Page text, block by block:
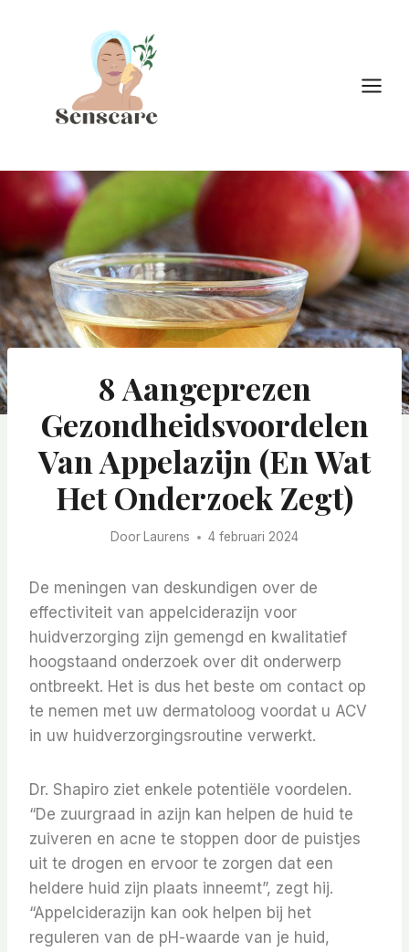
8 Aangeprezen
Gezondheidsvoordelen
Van Appelazijn (en Wat
Het Onderzoek Zegt)
Door Laurens 4 februari 2024
De meningen van deskundigen over de
effectiviteit van appelciderazijn voor
huidverzorging zijn gemengd en kwalitatief
hoogstaand onderzoek over dit onderwerp
ontbreekt. Het is dus het beste om contact op
te nemen met uw dermatoloog voordat u ACV
in uw huidverzorgingsroutine verwerkt.
Dr. Shapiro ziet enkele potentiële voordelen.
“De zuurgraad in azijn kan helpen de huid te
zuiveren en acne te stoppen door de puistjes
uit te drogen en ervoor te zorgen dat een
heldere huid zijn plaats inneemt”, zegt hij.
“Appelciderazijn kan ook helpen bij het
reguleren van de pH-waarde van je huid,